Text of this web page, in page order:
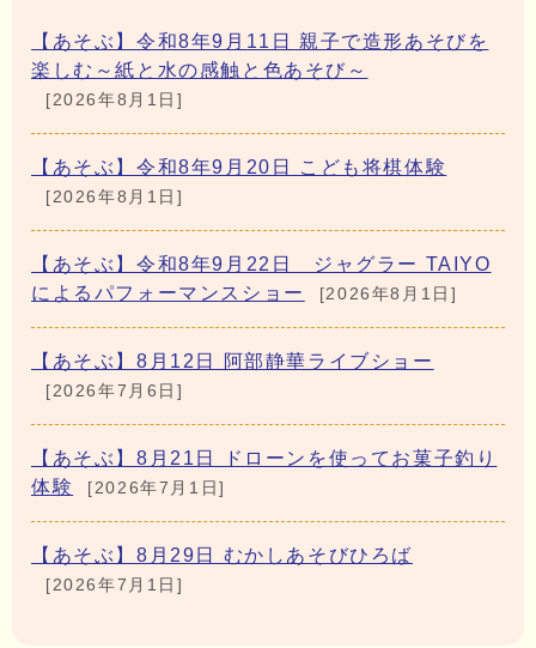
【あそぶ】令和8年9月11日 親子で造形あそびを
楽しむ～紙と水の感触と色あそび～
[2026年8月1日]
【あそぶ】令和8年9月20日 こども将棋体験
[2026年8月1日]
【あそぶ】令和8年9月22日 ジャグラー TAIYO
によるパフォーマンスショー
[2026年8月1日]
【あそぶ】8月12日 阿部静華ライブショー
[2026年7月6日]
【あそぶ】8月21日 ドローンを使ってお菓子釣り
体験
[2026年7月1日]
【あそぶ】8月29日 むかしあそびひろば
[2026年7月1日]